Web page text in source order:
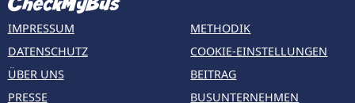
IMPRESSUM
DATENSCHUTZ
ÜBER UNS
PRESSE
METHODIK
COOKIE-EINSTELLUNGEN
BEITRAG
BUSUNTERNEHMEN